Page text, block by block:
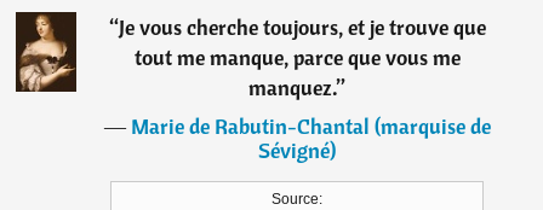
“Je vous cherche toujours, et je trouve que
tout me manque, parce que vous me
manquez.”
―Marie de Rabutin-Chantal (marquise de
Sévigné)
Source: